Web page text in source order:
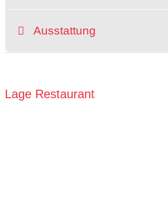
Ausstattung
Lage Restaurant